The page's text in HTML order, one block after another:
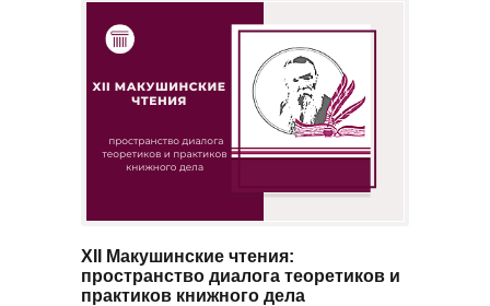
XII Макушинские чтения:
пространство диалога теоретиков и
практиков книжного дела